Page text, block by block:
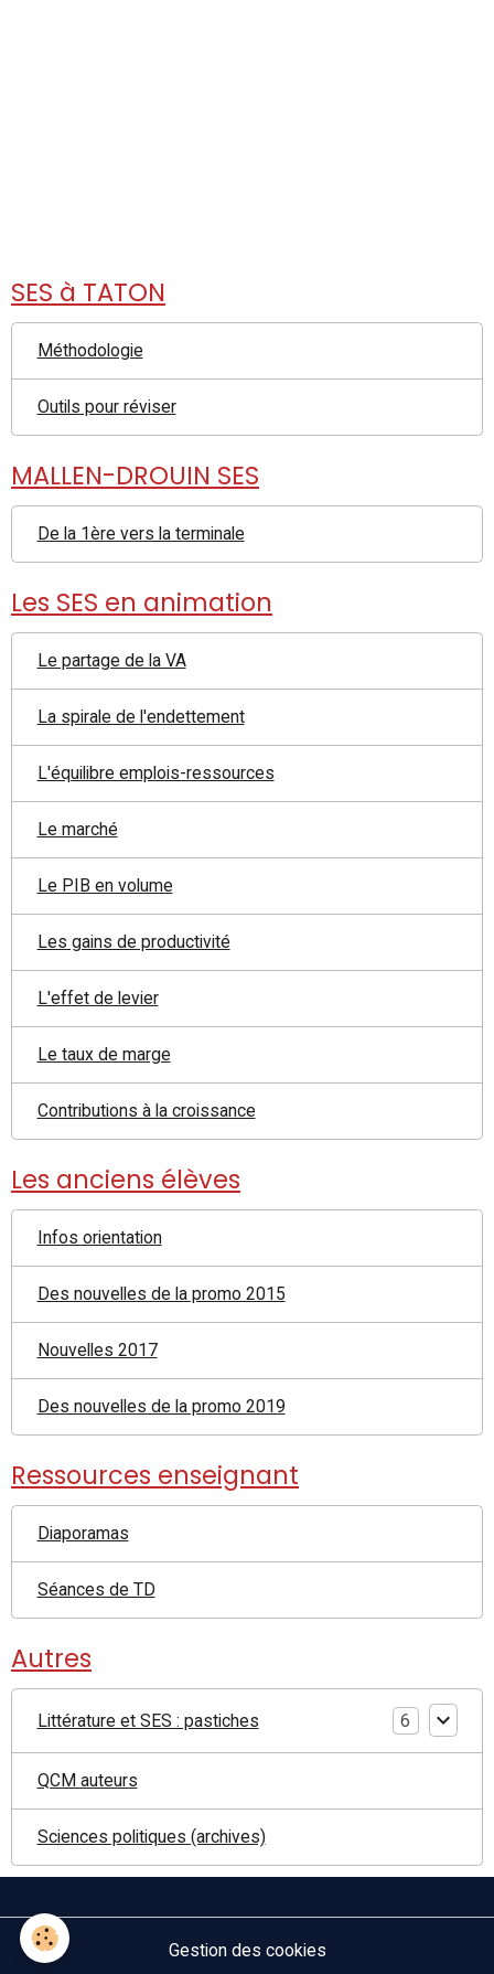
SES à TATON
Méthodologie
Outils pour réviser
MALLEN-DROUIN SES
De la 1ère vers la terminale
Les SES en animation
Le partage de la VA
La spirale de l'endettement
L'équilibre emplois-ressources
Le marché
Le PIB en volume
Les gains de productivité
L'effet de levier
Le taux de marge
Contributions à la croissance
Les anciens élèves
Infos orientation
Des nouvelles de la promo 2015
Nouvelles 2017
Des nouvelles de la promo 2019
Ressources enseignant
Diaporamas
Séances de TD
Autres
Littérature et SES : pastiches 6
QCM auteurs
Sciences politiques (archives)
Gestion des cookies